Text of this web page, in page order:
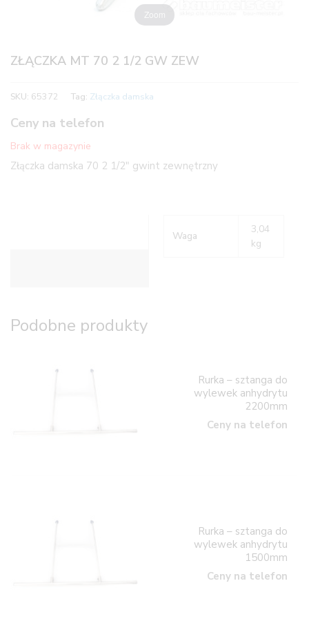
Zoom
ZŁĄCZKA MT 70 2 1/2 GW ZEW
SKU: 65372 Tag: Złączka damska
Ceny na telefon
Brak w magazynie
Złączka damska 70 2 1/2″ gwint zewnętrzny
Waga
3,04
kg
Podobne produkty
Rurka – sztanga do
wylewek anhydrytu
2200mm
Ceny na telefon
Rurka – sztanga do
wylewek anhydrytu
1500mm
Ceny na telefon